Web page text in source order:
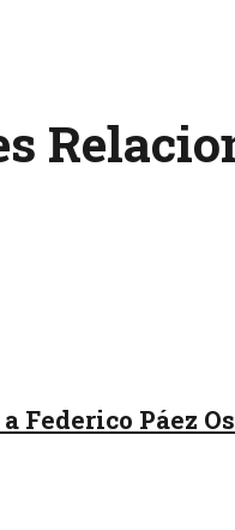
Federico Páez